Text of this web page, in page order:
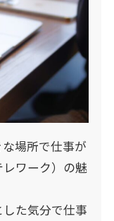
場所で仕事が
ワーク）の魅
た気分で仕事